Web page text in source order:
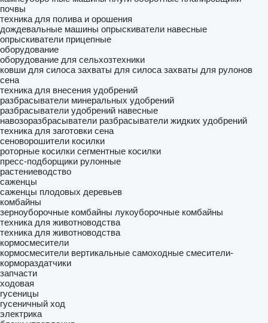
почвы
техника для полива и орошения
дождевальные машины опрыскиватели навесные
опрыскиватели прицепные
оборудование
оборудование для сельхозтехники
ковши для силоса захваты для силоса захваты для рулонов
сена
техника для внесения удобрений
разбрасыватели минеральных удобрений
разбрасыватели удобрений навесные
навозоразбрасыватели разбрасыватели жидких удобрений
техника для заготовки сена
сеноворошители косилки
роторные косилки сегментные косилки
пресс-подборщики рулонные
растениеводство
саженцы
саженцы плодовых деревьев
комбайны
зерноуборочные комбайны лукоуборочные комбайны
техника для животноводства
техника для животноводства
кормосмесители
кормосмесители вертикальные самоходные смесители-
кормораздатчики
запчасти
ходовая
гусеницы
гусеничный ход
электрика